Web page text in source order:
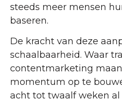
steeds meer mensen
baseren.
De kracht van deze
schaalbaarheid. Waar
contentmarketing
momentum op te
acht tot twaalf weken